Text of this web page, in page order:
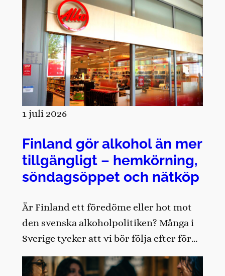
1 juli 2026
Finland gör alkohol än mer
tillgängligt – hemkörning,
söndagsöppet och nätköp
Är Finland ett föredöme eller hot mot
den svenska alkoholpolitiken? Många i
Sverige tycker att vi bör följa efter för…